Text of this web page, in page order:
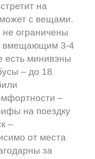
на
с вещами.
ограничены
вмещающим 3-4
есть минивэны
– до 18
–
на поездку
–
от места
за